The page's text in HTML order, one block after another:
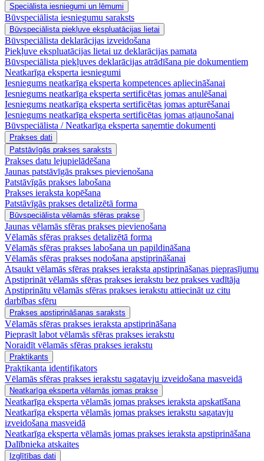
Speciālista iesniegumi un lēmumi
Būvspeciālista iesniegumu saraksts
Būvspeciālista piekļuve ekspluatācijas lietai
Būvspeciālista deklarācijas izveidošana
Piekļuve ekspluatācijas lietai uz deklarācijas pamata
Būvspeciālista piekļuves deklarācijas atrādīšana pie dokumentiem
Neatkarīga eksperta iesniegumi
Iesniegums neatkarīga eksperta kompetences apliecināšanai
Iesniegums neatkarīga eksperta sertificētas jomas anulēšanai
Iesniegums neatkarīga eksperta sertificētas jomas apturēšanai
Iesniegums neatkarīga eksperta sertificētas jomas atjaunošanai
Būvspeciālista / Neatkarīga eksperta saņemtie dokumenti
Prakses dati
Patstāvīgās prakses saraksts
Prakses datu lejupielādēšana
Jaunas patstāvīgās prakses pievienošana
Patstāvīgās prakses labošana
Prakses ieraksta kopēšana
Patstāvīgās prakses detalizētā forma
Būvspeciālista vēlamās sfēras prakse
Jaunas vēlamās sfēras prakses pievienošana
Vēlamās sfēras prakses detalizētā forma
Vēlamās sfēras prakses labošana un papildināšana
Vēlamās sfēras prakses nodošana apstiprināšanai
Atsaukt vēlamās sfēras prakses ieraksta apstiprināšanas pieprasījumu
Apstiprināt vēlamās sfēras prakses ierakstu bez prakses vadītāja
Apstiprinātu vēlamās sfēras prakses ierakstu attiecināt uz citu
darbības sfēru
Prakses apstiprināšanas saraksts
Vēlamās sfēras prakses ieraksta apstiprināšana
Pieprasīt labot vēlamās sfēras prakses ierakstu
Noraidīt vēlamās sfēras prakses ierakstu
Praktikants
Praktikanta identifikators
Vēlamās sfēras prakses ierakstu sagatavju izveidošana masveidā
Neatkarīga eksperta vēlamās jomas prakse
Neatkarīga eksperta vēlamās jomas prakses ieraksta apskatīšana
Neatkarīga eksperta vēlamās jomas prakses ierakstu sagatavju
izveidošana masveidā
Neatkarīga eksperta vēlamās jomas prakses ieraksta apstiprināšana
Dalībnieka atskaites
Izglītības dati